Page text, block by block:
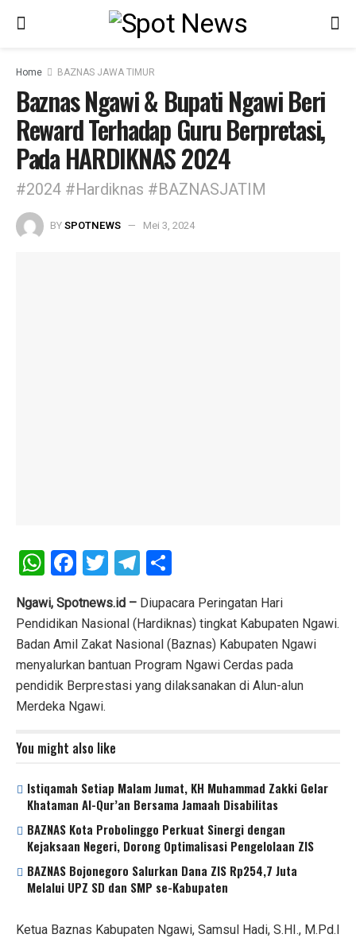
Home BAZNAS JAWA TIMUR
Baznas Ngawi & Bupati Ngawi Beri
Reward Terhadap Guru Berpretasi,
Pada HARDIKNAS 2024
#2024 #Hardiknas #BAZNASJATIM
BYSPOTNEWS Mei 3, 2024
W
h
at
s
A
p
p
F
a
ce
b
o
o
k
T
wi
tt
er
T
el
e
gr
a
m
ar
e
Ngawi, Spotnews.id – Diupacara Peringatan Hari
Pendidikan Nasional (Hardiknas) tingkat Kabupaten Ngawi.
Badan Amil Zakat Nasional (Baznas) Kabupaten Ngawi
menyalurkan bantuan Program Ngawi Cerdas pada
pendidik Berprestasi yang dilaksanakan di Alun-alun
Merdeka Ngawi.
You might also like
Istiqamah Setiap Malam Jumat, KH Muhammad Zakki Gelar
Khataman Al-Qur’an Bersama Jamaah Disabilitas
BAZNAS Kota Probolinggo Perkuat Sinergi dengan
Kejaksaan Negeri, Dorong Optimalisasi Pengelolaan ZIS
BAZNAS Bojonegoro Salurkan Dana ZIS Rp254,7 Juta
Melalui UPZ SD dan SMP se-Kabupaten
Ketua Baznas Kabupaten Ngawi, Samsul Hadi, S.HI., M.Pd.I